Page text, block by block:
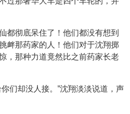
都彻底呆住了！他们都没有想到
衅那药家的人！他们对于沈翔掷
，那种力道竟然比之前药家长老
们却没人接。”沈翔淡淡说道，声